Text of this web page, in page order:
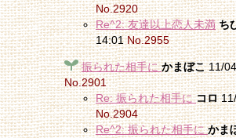
No.2920
Re^2: 友達以上恋人未満 ち
14:01No.2955
振られた相手にかまぼこ11/
No.2901
Re: 振られた相手にコロ
No.2904
Re^2: 振られた相手にかま